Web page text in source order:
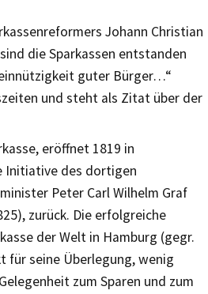
Johann Christian
die Sparkassen entstanden
guter Bürger…“
und steht als Zitat über der
eröffnet 1819 in
Initiative des dortigen
Peter Carl Wilhelm Graf
zurück. Die erfolgreiche
der Welt in Hamburg (gegr.
für seine Überlegung, wenig
zum Sparen und zum